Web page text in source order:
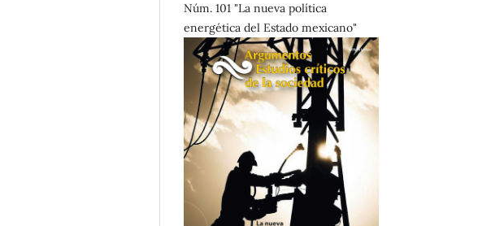
Núm. 101 "La nueva política
energética del Estado mexicano"